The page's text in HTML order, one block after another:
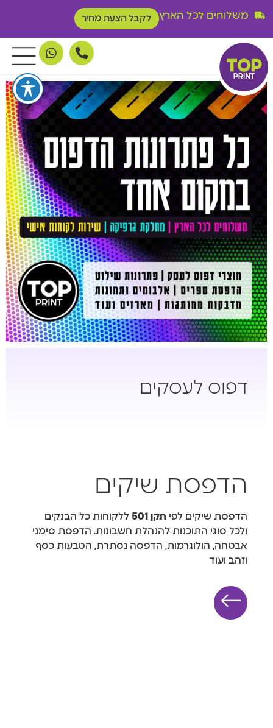
משלוחים לכל הארץ לקבל הצעת מחיר
דפוס לעסקים
הדפסת שיקים
הדפסת שיקים לפי תקן 501
ללקוחות כל הבנקים
ולכל סוגי התוכנות להנהלת חשבונות. הדפסת סימני
אבטחה, הולוגרמות, הדפסה נסתרת, הטבעות כסף
וזהב ועוד
←